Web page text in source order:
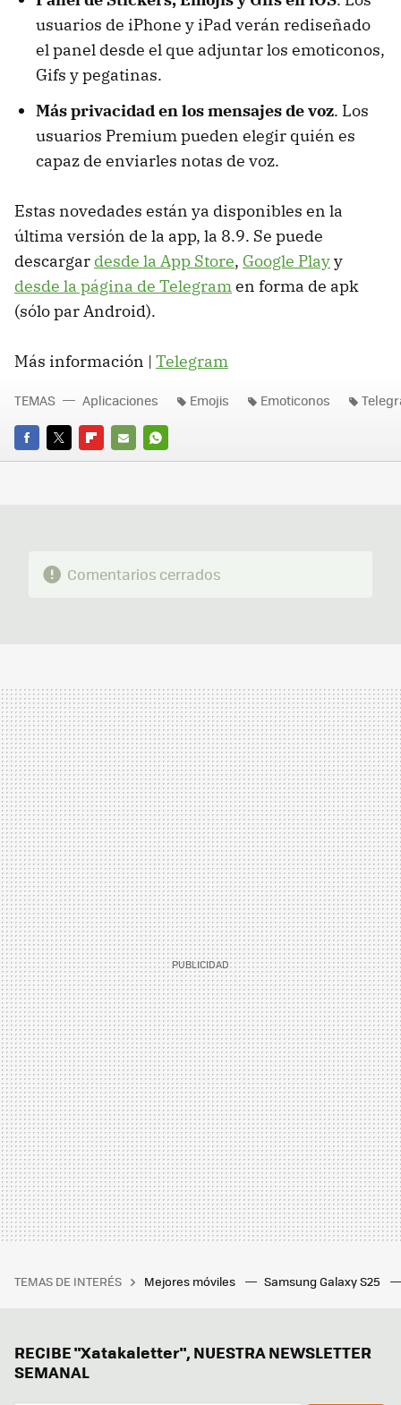
usuarios de iPhone y iPad verán rediseñado
el panel desde el que adjuntar los emoticonos,
Gifs y pegatinas.
Más privacidad en los mensajes de voz. Los
usuarios Premium pueden elegir quién es
capaz de enviarles notas de voz.
Estas novedades están ya disponibles en la
última versión de la app, la 8.9. Se puede
descargar desde la App Store, Google Playy
desde la página de Telegramen forma de apk
(sólo par Android).
Más información | Telegram
FACEBOOK
TWITTERFLIPBOARD
E-
WHATSAPP
TEMAS Aplicaciones Emojis Emoticonos
Comentarios cerrados
TEMAS DE INTERÉS Mejores móviles Samsung Galaxy S25
RECIBE "Xatakaletter", NUESTRA NEWSLETTER
SEMANAL